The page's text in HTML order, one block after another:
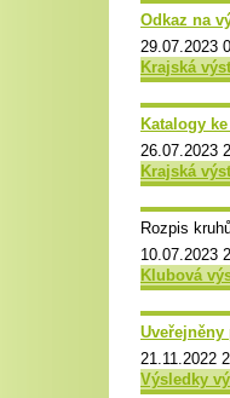
Odkaz na
29.07.2023
Krajská
Katalogy
26.07.2023
Krajská
Rozpis
10.07.2023
Klubová
Uveřejněny
21.11.2022
Výsledky